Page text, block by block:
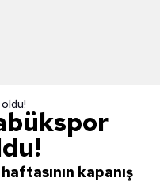
oldu!
kapanış